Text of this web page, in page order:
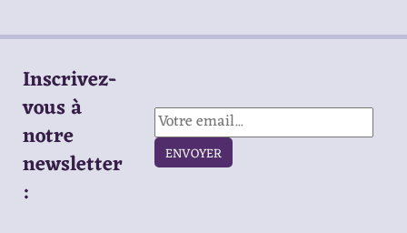
Inscrivez-
vous à
notre
newsletter
:
ENVOYER